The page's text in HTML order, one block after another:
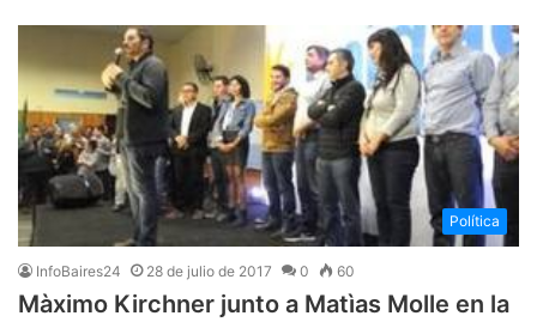
Política
InfoBaires24 28 de julio de 2017 0 60
Màximo Kirchner junto a Matìas Molle en la